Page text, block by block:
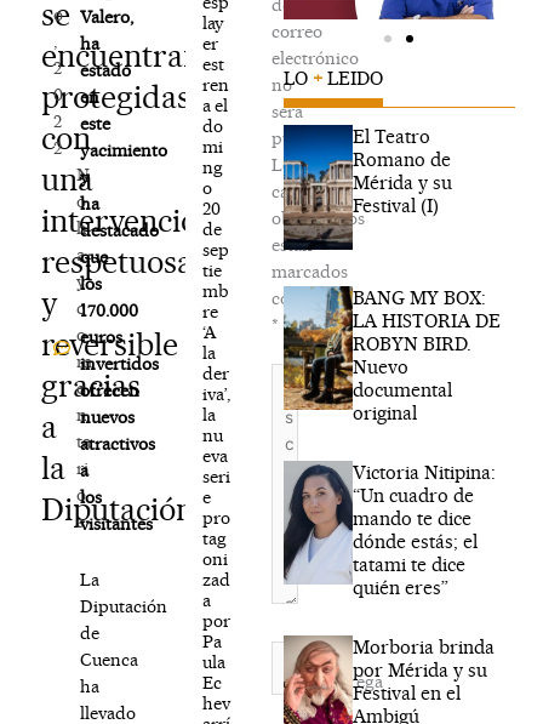
se
encuentran
protegidas
con
una
intervención
respetuosa
y
reversible
gracias
a
la
Diputación
o
,
2
0
2
2
N
o
h
a
y
c
o
m
e
n
ta
ri
o
s
Valero,
ha
estado
en
este
yacimiento
y
ha
destacado
que
los
170.000
euros
invertidos
ofrecen
nuevos
atractivos
a
los
visitantes
La
Diputación
de
Cuenca
ha
llevado
lay
er
est
ren
a el
do
mi
ng
o
20
de
sep
tie
mb
re
‘A
la
der
iva’,
la
nu
eva
seri
e
pro
tag
oni
zad
a
por
Pa
ula
Ec
hev
de
correo
electrónico
no
será
publicada.
Los
campos
obligatorios
están
marcados
con
*
Escribe
aquí...
Nombre*
Agréga
mi
LO + LEIDO
El Teatro
Romano de
Mérida y su
Festival (I)
BANG MY BOX:
LA HISTORIA DE
ROBYN BIRD.
Nuevo
documental
original
Victoria Nitipina:
“Un cuadro de
mando te dice
dónde estás; el
tatami te dice
quién eres”
Morboria brinda
por Mérida y su
Festival en el
Ambigú